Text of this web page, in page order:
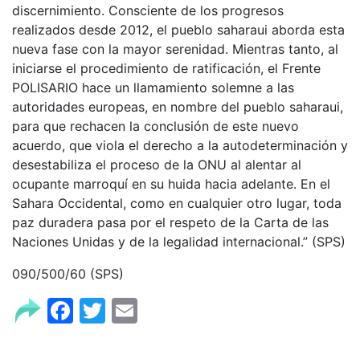
discernimiento. Consciente de los progresos
realizados desde 2012, el pueblo saharaui aborda esta
nueva fase con la mayor serenidad. Mientras tanto, al
iniciarse el procedimiento de ratificación, el Frente
POLISARIO hace un llamamiento solemne a las
autoridades europeas, en nombre del pueblo saharaui,
para que rechacen la conclusión de este nuevo
acuerdo, que viola el derecho a la autodeterminación y
desestabiliza el proceso de la ONU al alentar al
ocupante marroquí en su huida hacia adelante. En el
Sahara Occidental, como en cualquier otro lugar, toda
paz duradera pasa por el respeto de la Carta de las
Naciones Unidas y de la legalidad internacional.” (SPS)
090/500/60 (SPS)
Facebook
Twitter